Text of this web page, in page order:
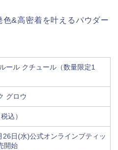
&高密着を叶えるパウダー
ール クチュール（数量限定1
グロウ
込）
26日(水)公式オンラインブティッ
開始